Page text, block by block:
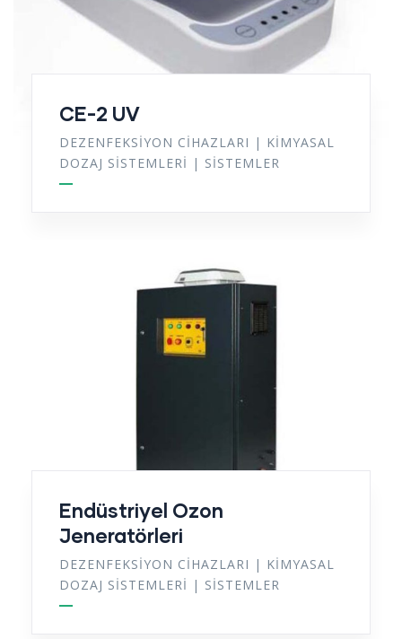
CE-2 UV
DEZENFEKSIYON CIHAZLARI | KIMYASAL
DOZAJ SISTEMLERI | SISTEMLER
Endüstriyel Ozon
Jeneratörleri
DEZENFEKSIYON CIHAZLARI | KIMYASAL
DOZAJ SISTEMLERI | SISTEMLER